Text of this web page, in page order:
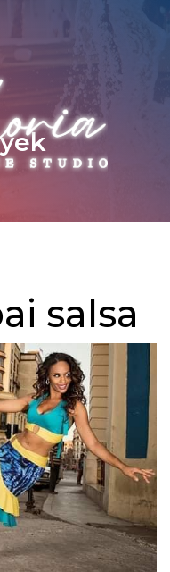
salsa